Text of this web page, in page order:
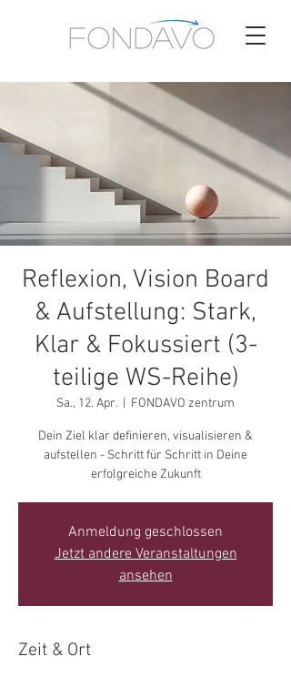
Reflexion, Vision Board
& Aufstellung: Stark,
Klar & Fokussiert (3-
teilige WS-Reihe)
Sa., 12. Apr. FONDAVO zentrum
Dein Ziel klar definieren, visualisieren &
aufstellen - Schritt für Schritt in Deine
erfolgreiche Zukunft
Anmeldung geschlossen
Jetzt andere Veranstaltungen
ansehen
Zeit & Ort